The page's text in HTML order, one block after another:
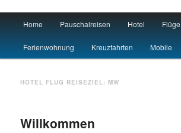
Urlaub
Skip to primary content
Skip to secondary content
Home Pauschalreisen Hotel Flüge
Ferienwohnung Kreuzfahrten Mobile
HOTEL FLUG REISEZIEL: MW
Willkommen